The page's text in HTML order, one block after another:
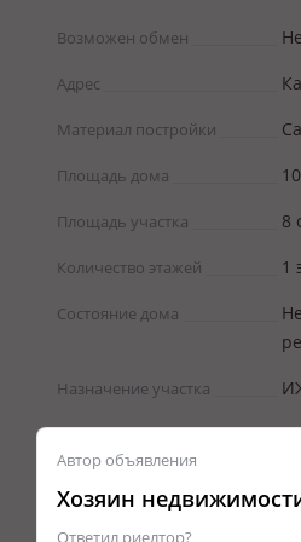
Возможен обмен
Адрес
Материал постройки
Площадь дома
Площадь участка 8
Количество этажей 1
Состояние дома
Назначение участка
Автор объявления
Хозяин
Ответил риелтор?